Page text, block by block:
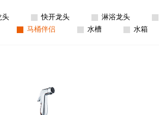
头 快开龙头 淋浴龙头
马桶伴侣 水槽 水箱